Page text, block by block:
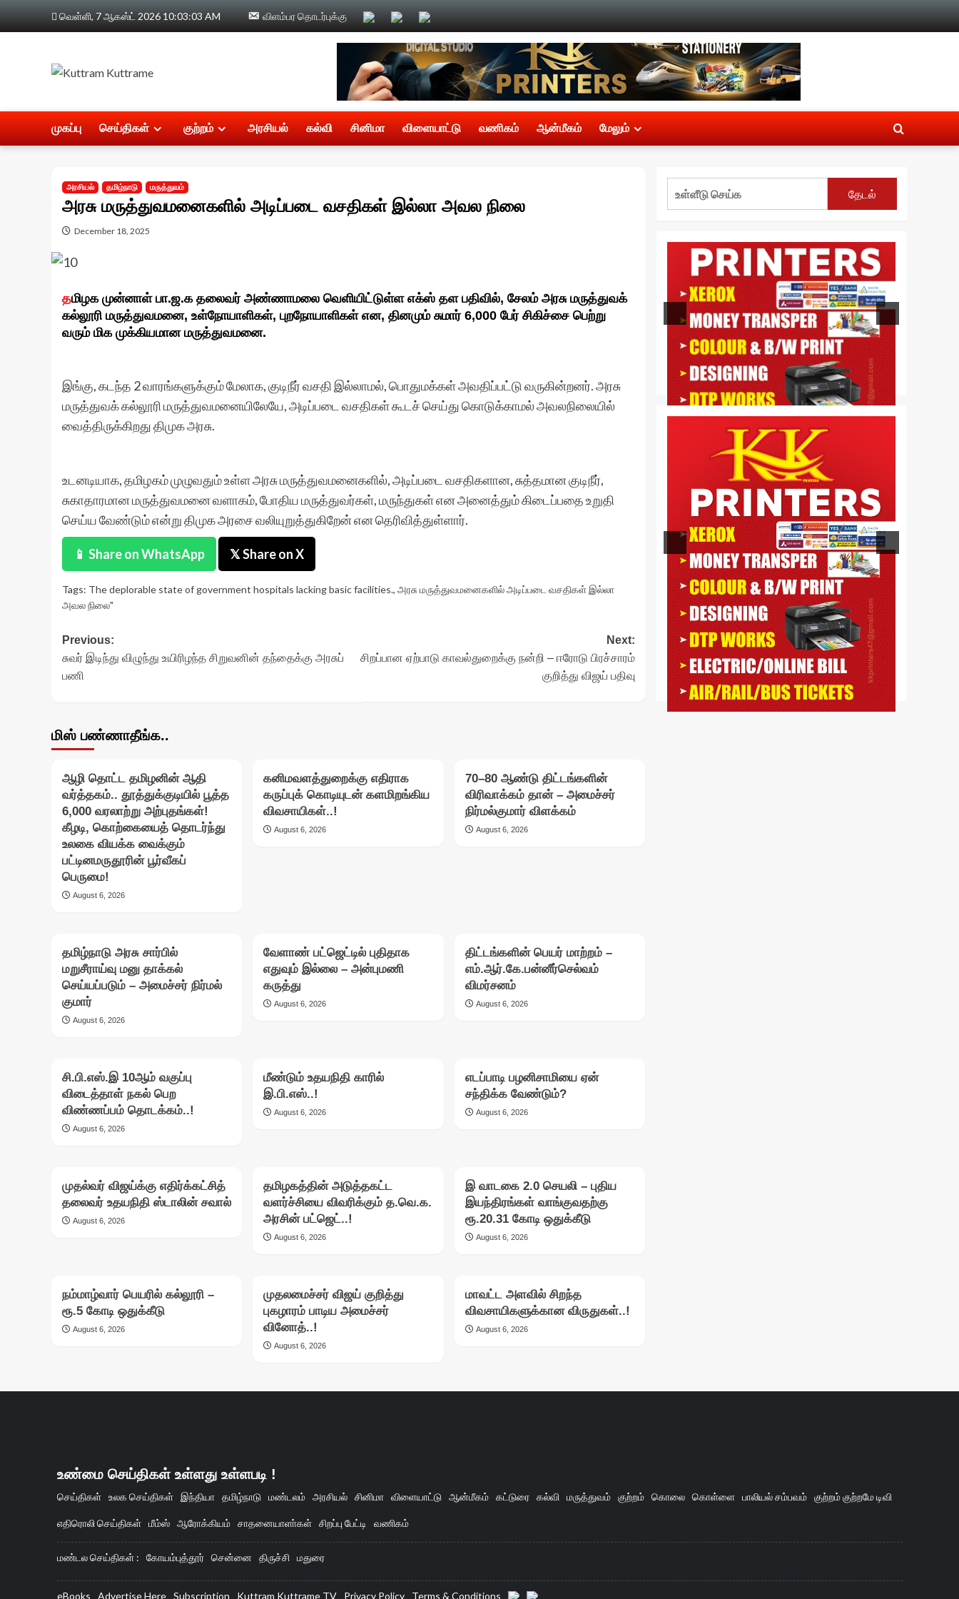
வெள்ளி, 7 ஆகஸ்ட் 2026 10:03:04 AM விளம்பர தொடர்புக்கு
முகப்பு செய்திகள் குற்றம் அரசியல் கல்வி சினிமா விளையாட்டு வணிகம் ஆன்மீகம் மேலும்
அரசியல் தமிழ்நாடு மருத்துவம்
அரசு மருத்துவமனைகளில் அடிப்படை வசதிகள் இல்லா அவல நிலை
December 18, 2025
தமிழக முன்னாள் பா.ஜ.க தலைவர் அண்ணாமலை வெளியிட்டுள்ள எக்ஸ் தள பதிவில், சேலம் அரசு மருத்துவக்
கல்லூரி மருத்துவமனை, உள்நோயாளிகள், புறநோயாளிகள் என, தினமும் சுமார் 6,000 பேர் சிகிச்சை பெற்று
வரும் மிக முக்கியமான மருத்துவமனை.
இங்கு, கடந்த 2 வாரங்களுக்கும் மேலாக, குடிநீர் வசதி இல்லாமல், பொதுமக்கள் அவதிப்பட்டு வருகின்றனர். அரசு
மருத்துவக் கல்லூரி மருத்துவமனையிலேயே, அடிப்படை வசதிகள் கூடச் செய்து கொடுக்காமல் அவலநிலையில்
வைத்திருக்கிறது திமுக அரசு.
உடனடியாக, தமிழகம் முழுவதும் உள்ள அரசு மருத்துவமனைகளில், அடிப்படை வசதிகளான, சுத்தமான குடிநீர்,
சுகாதாரமான மருத்துவமனை வளாகம், போதிய மருத்துவர்கள், மருந்துகள் என அனைத்தும் கிடைப்பதை உறுதி
செய்ய வேண்டும் என்று திமுக அரசை வலியுறுத்துகிறேன் என தெரிவித்துள்ளார்.
📱 Share on WhatsApp 𝕏 Share on X
Tags: The deplorable state of government hospitals lacking basic facilities., அரசு மருத்துவமனைகளில் அடிப்படை வசதிகள் இல்லா
அவல நிலை"
Post
navigation
Previous:
சுவர் இடிந்து விழுந்து உயிரிழந்த சிறுவனின் தந்தைக்கு அரசுப்
பணி
Next:
சிறப்பான ஏற்பாடு காவல்துறைக்கு நன்றி – ஈரோடு பிரச்சாரம்
குறித்து விஜய் பதிவு
மிஸ் பண்ணாதீங்க..
ஆழி தொட்ட தமிழனின் ஆதி
வர்த்தகம்.. தூத்துக்குடியில் பூத்த
6,000 வரலாற்று அற்புதங்கள்!
கீழடி, கொற்கையைத் தொடர்ந்து
உலகை வியக்க வைக்கும்
பட்டினமருதூரின் பூர்வீகப்
பெருமை!
August 6, 2026
கனிமவளத்துறைக்கு எதிராக
கருப்புக் கொடியுடன் களமிறங்கிய
விவசாயிகள்..!
August 6, 2026
70–80 ஆண்டு திட்டங்களின்
விரிவாக்கம் தான் – அமைச்சர்
நிர்மல்குமார் விளக்கம்
August 6, 2026
தமிழ்நாடு அரசு சார்பில்
மறுசீராய்வு மனு தாக்கல்
செய்யப்படும் – அமைச்சர் நிர்மல்
குமார்
August 6, 2026
வேளாண் பட்ஜெட்டில் புதிதாக
எதுவும் இல்லை – அன்புமணி
கருத்து
August 6, 2026
திட்டங்களின் பெயர் மாற்றம் –
எம்.ஆர்.கே.பன்னீர்செல்வம்
விமர்சனம்
August 6, 2026
சி.பி.எஸ்.இ 10ஆம் வகுப்பு
விடைத்தாள் நகல் பெற
விண்ணப்பம் தொடக்கம்..!
August 6, 2026
மீண்டும் உதயநிதி காரில்
இ.பி.எஸ்..!
August 6, 2026
எடப்பாடி பழனிசாமியை ஏன்
சந்திக்க வேண்டும்?
August 6, 2026
முதல்வர் விஜய்க்கு எதிர்க்கட்சித்
தலைவர் உதயநிதி ஸ்டாலின் சவால்
August 6, 2026
தமிழகத்தின் அடுத்தகட்ட
வளர்ச்சியை விவரிக்கும் த.வெ.க.
அரசின் பட்ஜெட்..!
August 6, 2026
இ வாடகை 2.0 செயலி – புதிய
இயந்திரங்கள் வாங்குவதற்கு
ரூ.20.31 கோடி ஒதுக்கீடு
August 6, 2026
நம்மாழ்வார் பெயரில் கல்லூரி –
ரூ.5 கோடி ஒதுக்கீடு
August 6, 2026
முதலமைச்சர் விஜய் குறித்து
புகழாரம் பாடிய அமைச்சர்
வினோத்..!
August 6, 2026
மாவட்ட அளவில் சிறந்த
விவசாயிகளுக்கான விருதுகள்..!
August 6, 2026
தேடல்
உண்மை செய்திகள் உள்ளது உள்ளபடி !
செய்திகள் உலக செய்திகள் இந்தியா தமிழ்நாடு மண்டலம் அரசியல் சினிமா விளையாட்டு ஆன்மீகம் கட்டுரை கல்வி மருத்துவம் குற்றம் கொலை கொள்ளை பாலியல் சம்பவம் குற்றம் குற்றமே டிவி
எதிரொலி செய்திகள் மீம்ஸ் ஆரோக்கியம் சாதனையாளா்கள் சிறப்பு பேட்டி வணிகம்
மண்டல செய்திகள் : கோயம்புத்தூர் சென்னை திருச்சி மதுரை
eBooks Advertise Here Subscription Kuttram Kuttrame TV Privacy Policy Terms & Conditions